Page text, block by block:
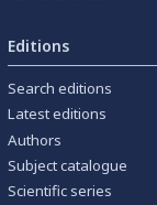
Editions
Search editions
Latest editions
Authors
Subject catalogue
Scientific series